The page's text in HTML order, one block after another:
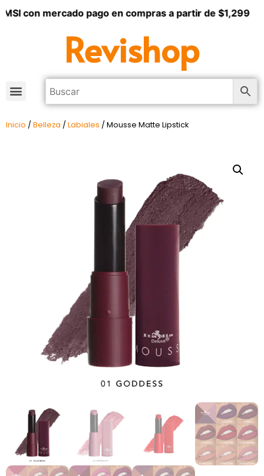
con mercado pago en compras a partir de $1,299
Revishop
Inicio / Belleza / Labiales / Mousse Matte Lipstick